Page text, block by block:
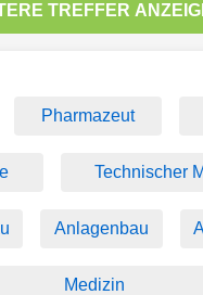
TREFFER
Pharmazeut
Technischer
Anlagenbau
Medizin